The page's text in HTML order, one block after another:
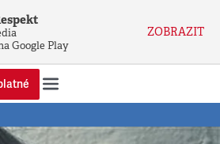
Google Play
ZOBRAZIT